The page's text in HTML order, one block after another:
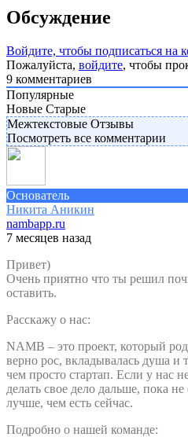
Обсуждение
Войдите, чтобы подписаться на
Пожалуйста, войдите, чтобы
9 комментариев
Популярные
Новые Старые
Межтекстовые Отзывы
Посмотреть все комментарии
Основатель
Никита Аникин
nambapp.ru
7 месяцев назад
Привет)
Очень приятно что ты решил
оставить.
Расскажу о нас:
NAMB – это проект, который
верно рос, вкладывалась душа и
чем просто стартап. Если у нас
делать свое дело дальше, пока
лучше, чем есть сейчас.
Подробно о нашей команде: